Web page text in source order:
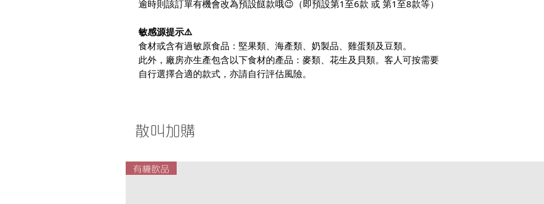
逾時則該訂單有機會改為預設餸款哦😉（即預設第1至6款 或 第1至8款等）
敏感源提示⚠️
食材或含有過敏原食品：堅果類、海產類、奶製品、雞蛋類及豆類。
此外，廠房亦生產包含以下食材的產品：麥類、花生及貝類。客人可按需要
自行選擇合適的款式，亦請自行評估風險。
散叫加購
有機飲品